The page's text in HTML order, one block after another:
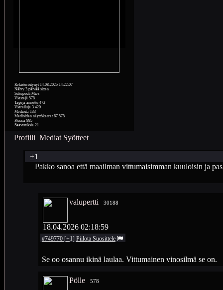
Rekisteröitynyt 14.08.2025 14:22:07
Nähty 3 päivää sitten
Sukupuoli Mies
Viestejä 578
Tageja annettu 472
Vierailuja 3 420
Medioita 133
Medioiden näyttökerrat 67 578
Plussia 995
Saavutuksia 21
Profiili Mediat Syötteet
+1
Pakko sanoa että maailman vittumaisimman kuuloisin ja
valupertti 30188
18.04.2026 02:18:59
#749770 [+1] Piilota Suosittele
Se oo osannu ikinä laulaa. Vittumainen vinosilmä se on.
Pölle 578